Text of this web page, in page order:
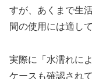
すが、あくまで生
間の使用には適し
実際に「水濡れに
ケースも確認され